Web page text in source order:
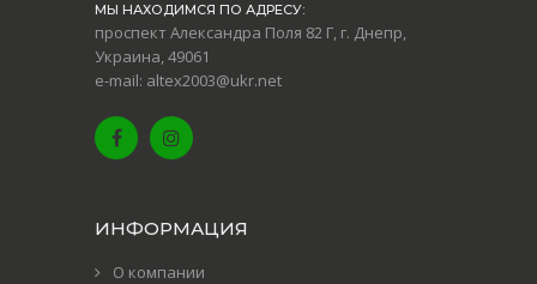
МЫ НАХОДИМСЯ ПО АДРЕСУ:
проспект Александра Поля 82 Г, г. Днепр,
Украина, 49061
e-mail: altex2003@ukr.net
ИНФОРМАЦИЯ
О компании